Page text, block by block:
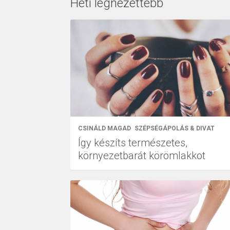
Heti legnézettebb
CSINÁLD MAGAD SZÉPSÉGÁPOLÁS & DIVAT
Így készíts természetes,
környezetbarát körömlakkot